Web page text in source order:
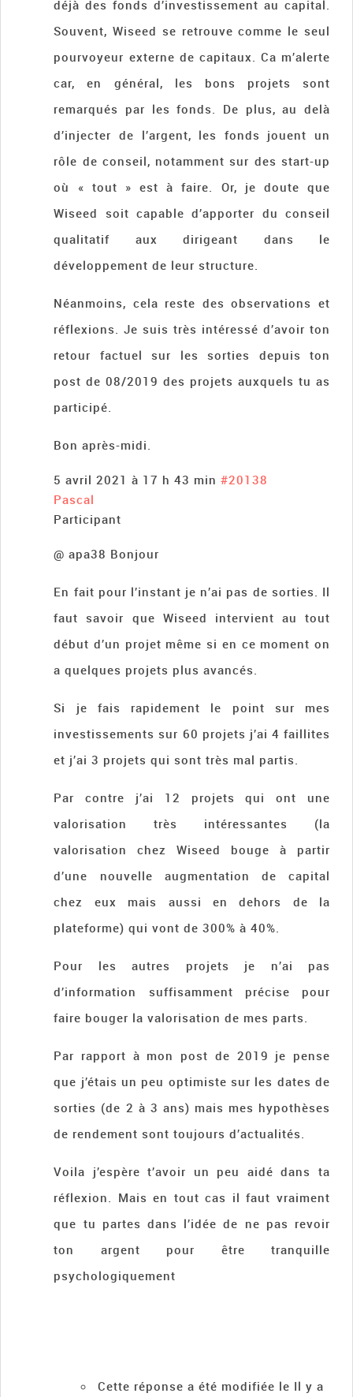
déjà des fonds d’investissement au capital.
Souvent, Wiseed se retrouve comme le seul
pourvoyeur externe de capitaux. Ca m’alerte
car, en général, les bons projets sont
remarqués par les fonds. De plus, au delà
d’injecter de l’argent, les fonds jouent un
rôle de conseil, notamment sur des start-up
où « tout » est à faire. Or, je doute que
Wiseed soit capable d’apporter du conseil
qualitatif aux dirigeant dans le
développement de leur structure.
Néanmoins, cela reste des observations et
réflexions. Je suis très intéressé d’avoir ton
retour factuel sur les sorties depuis ton
post de 08/2019 des projets auxquels tu as
participé.
Bon après-midi.
5 avril 2021 à 17 h 43 min #20138
Pascal
Participant
@ apa38 Bonjour
En fait pour l’instant je n’ai pas de sorties. Il
faut savoir que Wiseed intervient au tout
début d’un projet même si en ce moment on
a quelques projets plus avancés.
Si je fais rapidement le point sur mes
investissements sur 60 projets j’ai 4 faillites
et j’ai 3 projets qui sont très mal partis.
Par contre j’ai 12 projets qui ont une
valorisation très intéressantes (la
valorisation chez Wiseed bouge à partir
d’une nouvelle augmentation de capital
chez eux mais aussi en dehors de la
plateforme) qui vont de 300% à 40%.
Pour les autres projets je n’ai pas
d’information suffisamment précise pour
faire bouger la valorisation de mes parts.
Par rapport à mon post de 2019 je pense
que j’étais un peu optimiste sur les dates de
sorties (de 2 à 3 ans) mais mes hypothèses
de rendement sont toujours d’actualités.
Voila j’espère t’avoir un peu aidé dans ta
réflexion. Mais en tout cas il faut vraiment
que tu partes dans l’idée de ne pas revoir
ton argent pour être tranquille
psychologiquement
Cette réponse a été modifiée le Il y a